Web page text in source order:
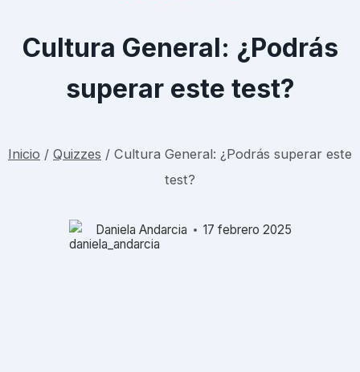
Cultura General: ¿Podrás
superar este test?
Inicio / Quizzes / Cultura General: ¿Podrás superar este
test?
Daniela Andarcia 17 febrero 2025